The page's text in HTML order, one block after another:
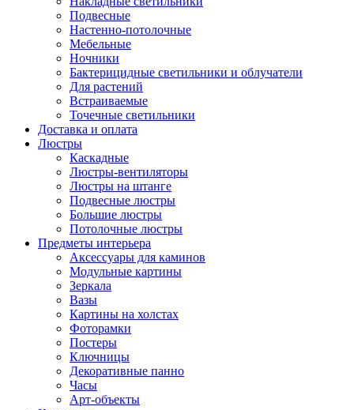
Подвесные
Настенно-потолочные
Мебельные
Ночники
Бактерицидные светильники и облучатели
Для растений
Встраиваемые
Точечные светильники
Доставка и оплата
Люстры
Каскадные
Люстры-вентиляторы
Люстры на штанге
Подвесные люстры
Большие люстры
Потолочные люстры
Предметы интерьера
Аксессуары для каминов
Модульные картины
Зеркала
Вазы
Картины на холстах
Фоторамки
Постеры
Ключницы
Декоративные панно
Часы
Арт-объекты